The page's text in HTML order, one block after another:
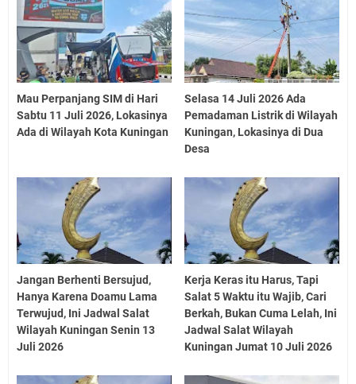
Mau Perpanjang SIM di Hari
Sabtu 11 Juli 2026, Lokasinya
Ada di Wilayah Kota Kuningan
Selasa 14 Juli 2026 Ada
Pemadaman Listrik di Wilayah
Kuningan, Lokasinya di Dua
Desa
Jangan Berhenti Bersujud,
Hanya Karena Doamu Lama
Terwujud, Ini Jadwal Salat
Wilayah Kuningan Senin 13
Juli 2026
Kerja Keras itu Harus, Tapi
Salat 5 Waktu itu Wajib, Cari
Berkah, Bukan Cuma Lelah, Ini
Jadwal Salat Wilayah
Kuningan Jumat 10 Juli 2026